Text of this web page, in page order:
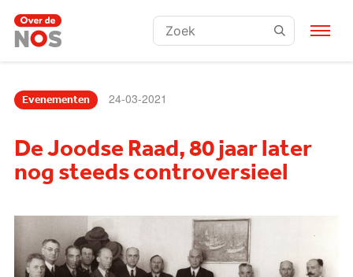
Zoeken:
Evenementen 24-03-2021
De Joodse Raad, 80 jaar later
nog steeds controversieel